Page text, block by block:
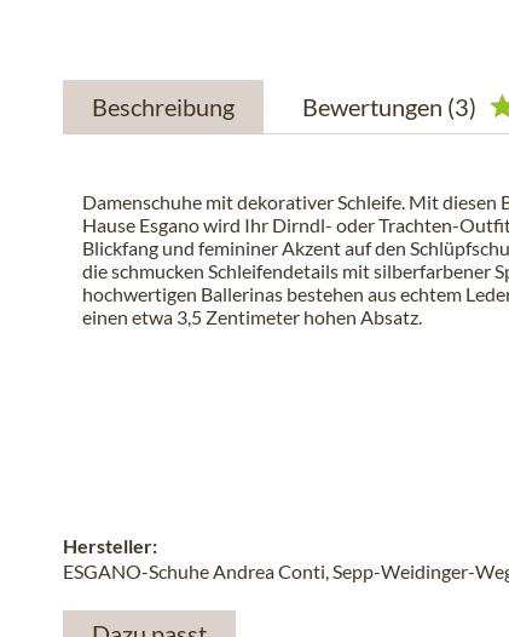
Beschreibung Bewertungen (3)
Damenschuhe mit dekorativer Schleife. Mit diesen
Hause Esgano wird Ihr Dirndl- oder Trachten-
Blickfang und femininer Akzent auf den
die schmucken Schleifendetails mit silberfarbener
hochwertigen Ballerinas bestehen aus echtem
einen etwa 3,5 Zentimeter hohen Absatz.
Hersteller:
ESGANO-Schuhe Andrea Conti, Sepp-Weidinger-